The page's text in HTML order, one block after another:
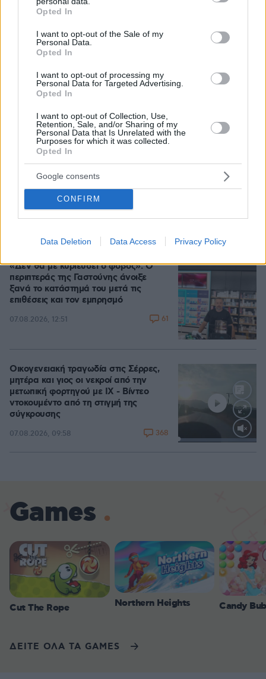
grant or deny consent to Google and its third-party tags to
use your data for below specified purposes in below Google
consent section.
Opted In
I want to opt-out of the Sale of my
Personal Data.
Opted In
I want to opt-out of processing my
Personal Data for Targeted Advertising.
Opted In
I want to opt-out of Collection, Use,
Retention, Sale, and/or Sharing of my
Personal Data that Is Unrelated with the
Purposes for which it was collected.
Opted In
Google consents
CONFIRM
Data Deletion Data Access Privacy Policy
κρατήσω άφθαρτο»
Στο mega yacht «Boardwalk» στην
Κέρκυρα η δεξίωση για τα 250 χρόνια
από την αμερικανική ανεξαρτησία -
Δείτε φωτογραφίες και βίντεο
07.08.2026, 13:23 13
Πόσο κοστίζει μία εβδομάδα σε βίλες
- παράδεισους
07.08.2026, 09:43
«Δεν θα με κυριεύσει ο φόβος»: Ο
περιπτεράς της Γαστούνης άνοιξε
ξανά το κατάστημά του μετά τις
επιθέσεις και τον εμπρησμό
07.08.2026, 12:51 61
Loaded:
Οικογενειακή τραγωδία στις Σέρρες,
μητέρα και γιος οι νεκροί από την
μετωπική φορτηγού με ΙΧ - Βίντεο
ντοκουμέντο από τη στιγμή της
σύγκρουσης
07.08.2026, 09:58 368
Games
Cut The Rope Northern Heights Candy
ΔΕΙΤΕ ΟΛΑ ΤΑ GAMES